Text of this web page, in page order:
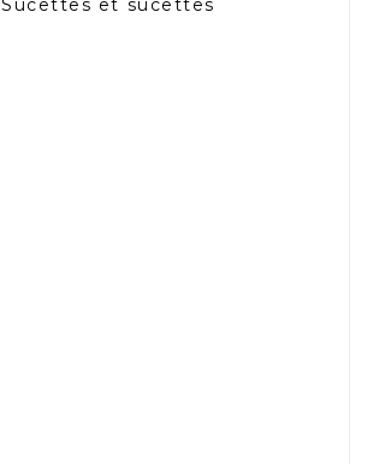
Sucettes et sucettes